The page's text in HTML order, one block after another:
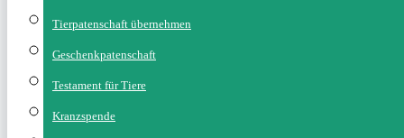
Tierpatenschaft übernehmen
Geschenkpatenschaft
Testament für Tiere
Kranzspende